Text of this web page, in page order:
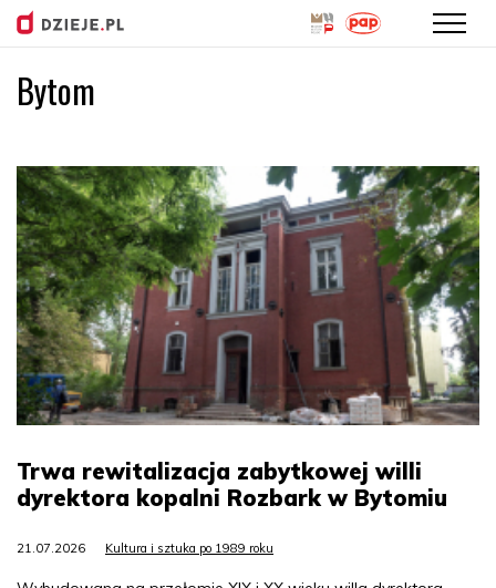
Bytom
Trwa rewitalizacja zabytkowej willi
dyrektora kopalni Rozbark w Bytomiu
21.07.2026 Kultura i sztuka po 1989 roku